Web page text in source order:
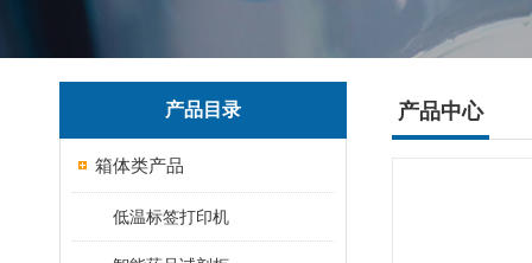
产品目录
箱体类产品
低温标签打印机
产品中心